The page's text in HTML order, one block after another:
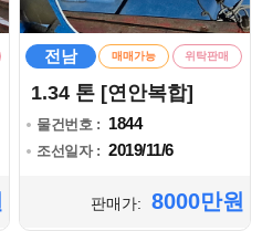
전남 매매가능 위탁판매
1.34 톤 [연안복합]
물건번호 : 1844
조선일자 : 2019/11/6
판매가: 8000만원